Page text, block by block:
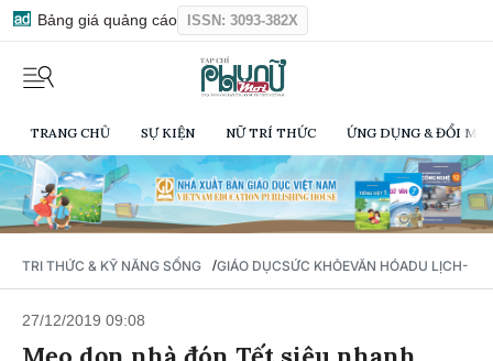
Bảng giá quảng cáo ISSN: 3093-382X
TRANG CHỦ SỰ KIỆN NỮ TRÍ THỨC ỨNG DỤNG & ĐỔI
TRI THỨC & KỸ NĂNG SỐNG /GIÁO DỤCSỨC KHỎEVĂN HÓADU LỊCH-
27/12/2019 09:08